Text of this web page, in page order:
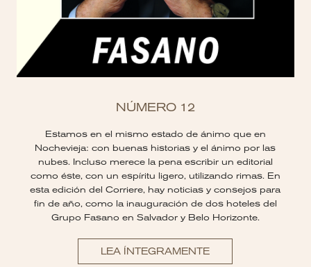
NÚMERO 12
Estamos en el mismo estado de ánimo que en
Nochevieja: con buenas historias y el ánimo por las
nubes. Incluso merece la pena escribir un editorial
como éste, con un espíritu ligero, utilizando rimas. En
esta edición del Corriere, hay noticias y consejos para
fin de año, como la inauguración de dos hoteles del
Grupo Fasano en Salvador y Belo Horizonte.
LEA ÍNTEGRAMENTE